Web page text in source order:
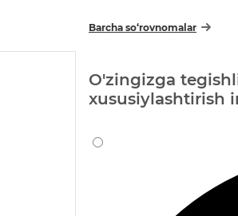
Barcha so‘rovnomalar
O'zingizga
xususiylashtirish